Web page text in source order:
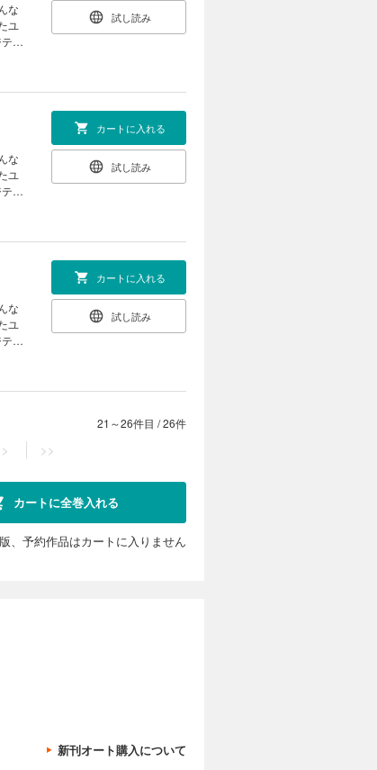
な
ユ
ィ
試し読み
な
ユ
ィ
カートに入れる
試し読み
な
ユ
ィ
カートに入れる
試し読み
21～26件目 /26件
> >>
カートに全巻入れる
、予約作品はカートに入りません
新刊オート購入について